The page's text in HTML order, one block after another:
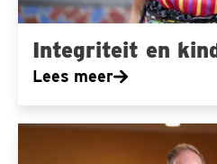
Integriteit en
Lees meer